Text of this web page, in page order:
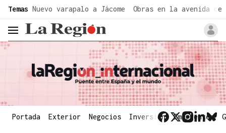
Temas Nuevo varapalo a Jácome Obras en la avenida de
header.menu.open
Portada Exterior Negocios Inversión Emergentes